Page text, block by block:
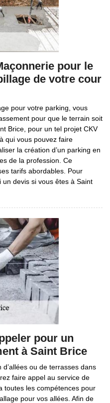
pour le
de votre cour
pour votre parking, vous
pour que le terrain soit
Brice, pour un tel projet CKV
qui vous pouvez faire
la création d’un parking en
de la profession. Ce
tarifs abordables. Pour
devis si vous êtes à Saint
pour un
à Saint Brice
ou de terrasses dans
faire appel au service de
toutes les compétences pour
pour vos allées. Afin de